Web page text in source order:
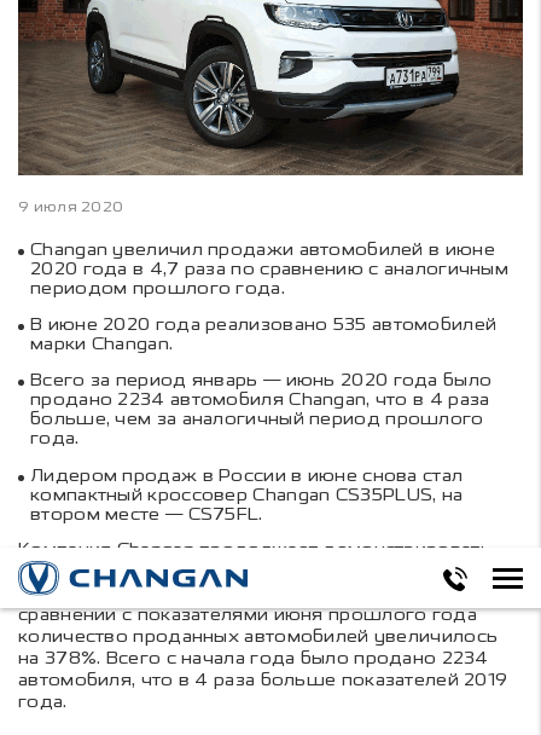
9 июля 2020
Changan увеличил продажи автомобилей в июне
2020 года в 4,7 раза по сравнению с аналогичным
периодом прошлого года.
В июне 2020 года реализовано 535 автомобилей
марки Changan.
Всего за период январь — июнь 2020 года было
продано 2234 автомобиля Changan, что в 4 раза
больше, чем за аналогичный период прошлого
года.
Лидером продаж в России в июне снова стал
компактный кроссовер Changan CS35PLUS, на
втором месте — CS75FL.
Компания Changan продолжает демонстрировать
рост продаж автомобилей. В июне 2020 года было
реализовано 535 автомобилей марки Changan. В
сравнении с показателями июня прошлого года
количество проданных автомобилей увеличилось
на 378%. Всего с начала года было продано 2234
автомобиля, что в 4 раза больше показателей 2019
года.